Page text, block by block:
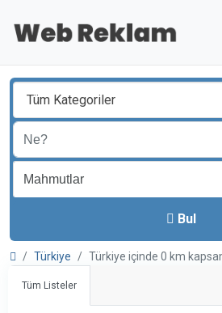
Tüm Kategoriler
Bul
Türkiye Türkiye içinde 0 km
Tüm Listeler